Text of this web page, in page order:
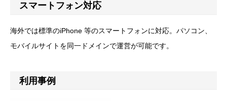
スマートフォン対応
海外では標準のiPhone 等のスマートフォンに対応。パソコン、
モバイルサイトを同一ドメインで運営が可能です。
利用事例